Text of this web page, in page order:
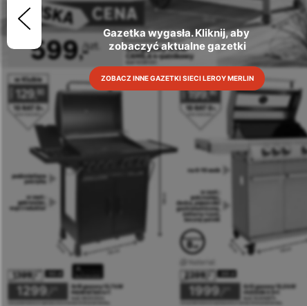
Gazetka wygasła. Kliknij, aby
zobaczyć aktualne gazetki
ZOBACZ INNE GAZETKI SIECI LEROY MERLIN